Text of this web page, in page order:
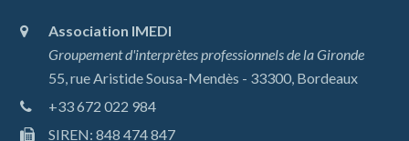
Association IMEDI
Groupement d'interprètes professionnels de la Gironde
55, rue Aristide Sousa-Mendès - 33300, Bordeaux
+33 672 022 984
SIREN: 848 474 847